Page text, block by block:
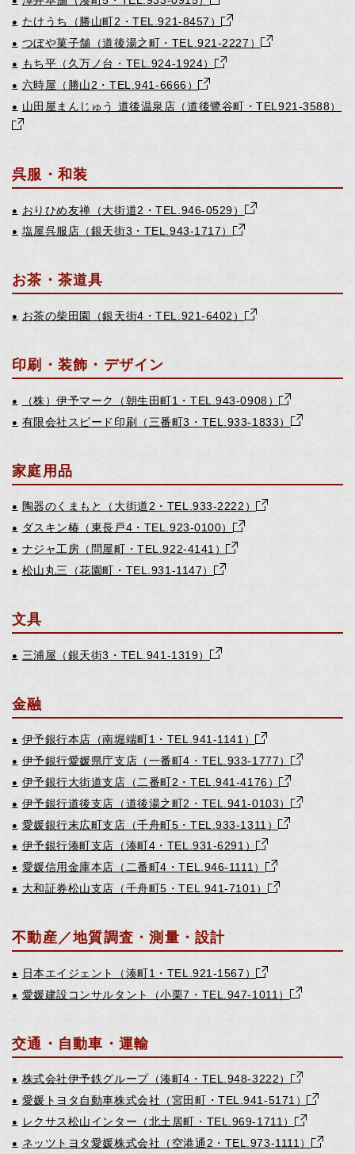
● たけうち（勝山町2・TEL.921-8457）
● つぼや菓子舗（道後湯之町・TEL.921-2227）
● もち平（久万ノ台・TEL.924-1924）
● 六時屋（勝山2・TEL.941-6666）
● 山田屋まんじゅう 道後温泉店（道後鷺谷町・TEL921-3588）
呉服・和装
● おりひめ友禅（大街道2・TEL.946-0529）
● 塩屋呉服店（銀天街3・TEL.943-1717）
お茶・茶道具
● お茶の柴田園（銀天街4・TEL.921-6402）
印刷・装飾・デザイン
● （株）伊予マーク（朝生田町1・TEL.943-0908）
● 有限会社スピード印刷（三番町3・TEL.933-1833）
家庭用品
● 陶器のくまもと（大街道2・TEL.933-2222）
● ダスキン椿（東長戸4・TEL.923-0100）
● ナジャ工房（問屋町・TEL.922-4141）
● 松山丸三（花園町・TEL.931-1147）
文具
● 三浦屋（銀天街3・TEL.941-1319）
金融
● 伊予銀行本店（南堀端町1・TEL.941-1141）
● 伊予銀行愛媛県庁支店（一番町4・TEL.933-1777）
● 伊予銀行大街道支店（二番町2・TEL.941-4176）
● 伊予銀行道後支店（道後湯之町2・TEL.941-0103）
● 愛媛銀行末広町支店（千舟町5・TEL.933-1311）
● 伊予銀行湊町支店（湊町4・TEL.931-6291）
● 愛媛信用金庫本店（二番町4・TEL.946-1111）
● 大和証券松山支店（千舟町5・TEL.941-7101）
不動産／地質調査・測量・設計
● 日本エイジェント（湊町1・TEL.921-1567）
● 愛媛建設コンサルタント（小栗7・TEL.947-1011）
交通・自動車・運輸
● 株式会社伊予鉄グループ（湊町4・TEL.948-3222）
● 愛媛トヨタ自動車株式会社（宮田町・TEL.941-5171）
● レクサス松山インター（北土居町・TEL.969-1711）
● ネッツトヨタ愛媛株式会社（空港通2・TEL.973-1111）